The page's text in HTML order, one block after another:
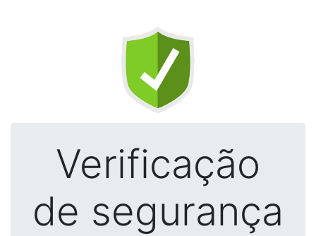
Verificação
de segurança